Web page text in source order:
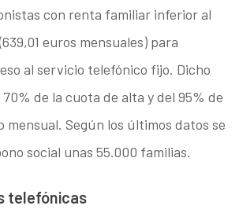
con renta familiar inferior al
euros mensuales) para
al servicio telefónico fijo. Dicho
de la cuota de alta y del 95% de
mensual. Según los últimos datos se
social unas 55.000 familias.
telefónicas